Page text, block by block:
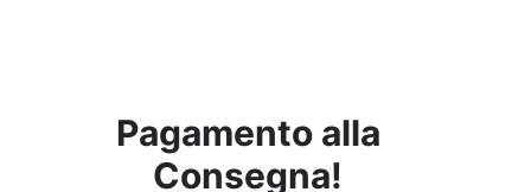
Pagamento alla
Consegna!